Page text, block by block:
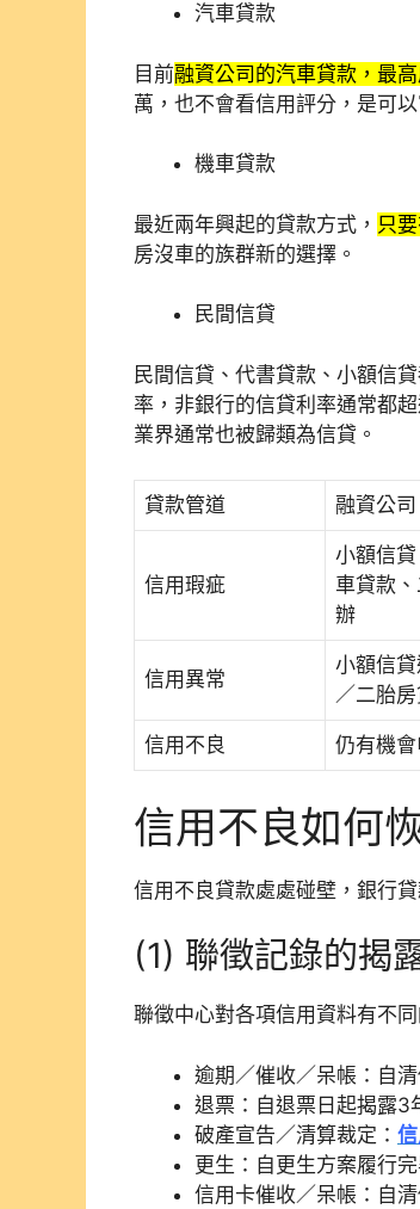
汽車貸款
目前融資公司的汽車貸款，最
萬，也不會看信用評分，是可以
機車貸款
最近兩年興起的貸款方式， 只
房沒車的族群新的選擇。
民間信貸
民間信貸、代書貸款、小額信
率，非銀行的信貸利率通常都
業界通常也被歸類為信貸。
貸款管道 融資公司
信用瑕疵
小額信
車貸款
辦
信用異常
小額信
／二胎
信用不良 仍有機
信用不良如何
信用不良貸款處處碰壁，銀行
(1) 聯徵記錄的揭
聯徵中心對各項信用資料有不同
逾期／催收／呆帳：自
退票：自退票日起揭露3
破產宣告／清算裁定：
更生：自更生方案履行
信用卡催收／呆帳：自